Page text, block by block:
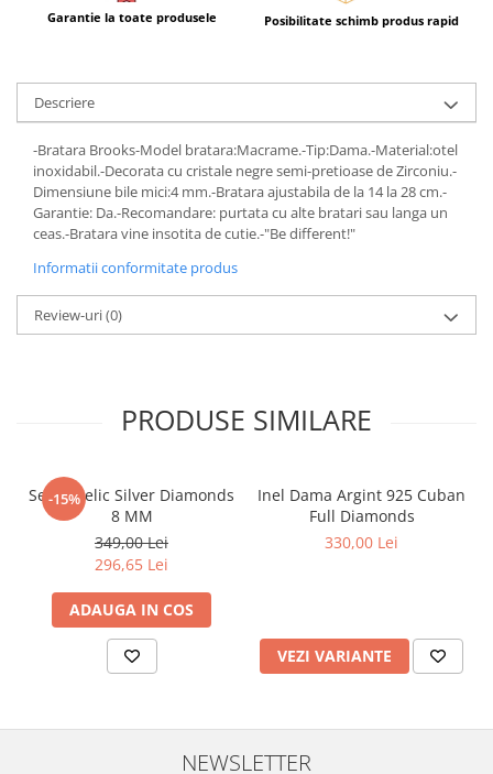
Garantie la toate produsele Posibilitate schimb produs rapid
Descriere
-Bratara Brooks-Model bratara:Macrame.-Tip:Dama.-Material:otel
inoxidabil.-Decorata cu cristale negre semi-pretioase de Zirconiu.-
Dimensiune bile mici:4 mm.-Bratara ajustabila de la 14 la 28 cm.-
Garantie: Da.-Recomandare: purtata cu alte bratari sau langa un
ceas.-Bratara vine insotita de cutie.-"Be different!"
Informatii conformitate produs
Review-uri(0)
PRODUSE SIMILARE
-15%
Set Angelic Silver Diamonds
8 MM
349,00 Lei
296,65 Lei
ADAUGA IN COS
Inel Dama Argint 925 Cuban
Full Diamonds
330,00 Lei
VEZI VARIANTE
NEWSLETTER